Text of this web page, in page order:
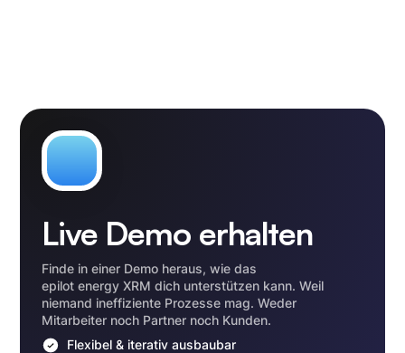
Live Demo erhalten
Finde in einer Demo heraus, wie das
epilot energy XRM dich unterstützen kann. Weil
niemand ineffiziente Prozesse mag. Weder
Mitarbeiter noch Partner noch Kunden.
Flexibel & iterativ ausbaubar